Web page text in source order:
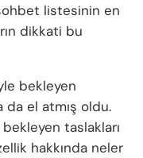
listesinin en
dikkati bu
bekleyen
da el atmış oldu.
taslakları
hakkında neler